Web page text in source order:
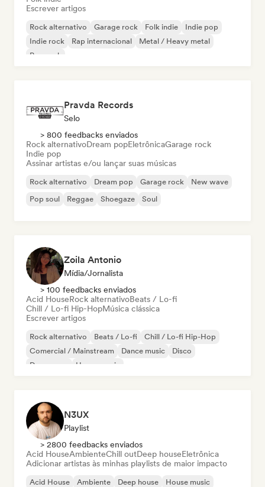
Escrever artigos
Rock alternativo Garage rock Folk indie
Indie pop
Indie rock
Rap internacional
Metal / Heavy metal
Pop rock
Pravda Records
Selo
> 800 feedbacks enviados
Rock alternativoDream popEletrônicaGarage rock
Indie pop
Assinar artistas e/ou lançar suas músicas
Rock alternativo Dream pop Garage rock
New wave
Pop soul
Reggae Shoegaze Soul
Zoila Antonio
Mídia/Jornalista
> 100 feedbacks enviados
Acid HouseRock alternativoBeats / Lo-fi
Chill / Lo-fi Hip-HopMúsica clássica
Escrever artigos
Rock alternativo Beats / Lo-fi
Chill / Lo-fi Hip-Hop
Comercial / Mainstream
Dance music
Disco
Dream pop
House music
N3UX
Playlist
> 2800 feedbacks enviados
Acid HouseAmbienteChill outDeep houseEletrônica
Adicionar artistas às minhas playlists de maior impacto
Acid House Ambiente Deep house
House music